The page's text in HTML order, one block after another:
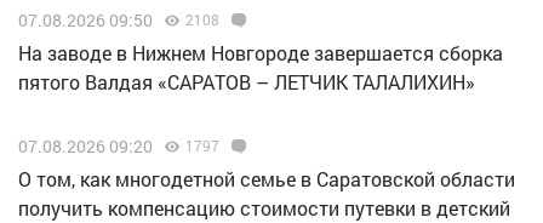
07.08.2026 09:50 2108
Н️а заводе в Нижнем Новгороде завершается сборка
пятого Валдая «САРАТОВ – ЛЕТЧИК ТАЛАЛИХИН»
07.08.2026 09:20 1797
О том, как многодетной семье в Саратовской области
получить компенсацию стоимости путевки в детский